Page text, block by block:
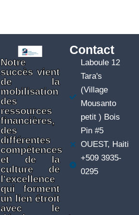
Notre
succès vient
de la
mobilisation
des
ressources
financières,
des
différentes
compétences
et de la
culture de
l'excellence
qui forment
un lien étroit
avec le
Contact
Laboule 12
Tara's
(Village
Mousanto
petit ) Bois
Pin #5
OUEST, Haiti
+509 3935-
0295